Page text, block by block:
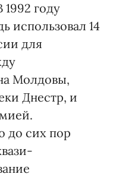
1992 году
использовал 14
для
Молдовы,
Днестр, и
до сих пор